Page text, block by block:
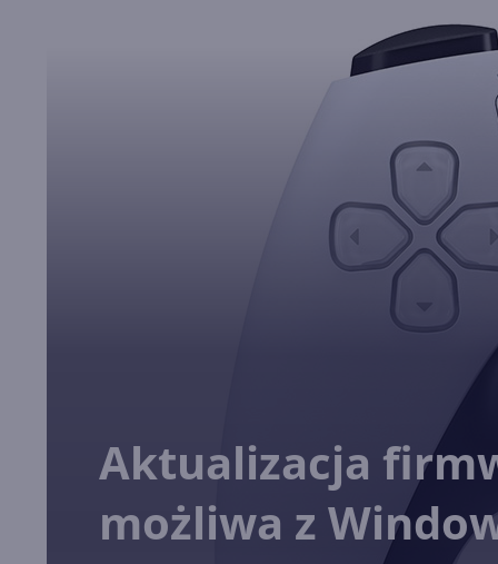
Aktualizacja
możliwa z